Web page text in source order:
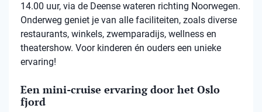
14.00 uur, via de Deense wateren richting Noorwegen.
Onderweg geniet je van alle faciliteiten, zoals diverse
restaurants, winkels, zwemparadijs, wellness en
theatershow. Voor kinderen én ouders een unieke
ervaring!
Een mini-cruise ervaring door het Oslo
fjord